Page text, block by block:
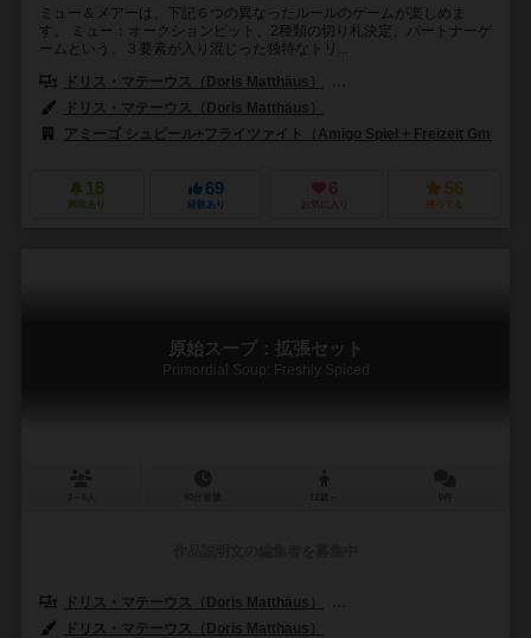
ミュー＆メアーは、下記６つの異なったルールのゲームが楽しめま
す。 ミュー：オークションビット、2種類の切り札決定、パートナーゲ
ームという、３要素が入り混じった独特なトリ...
ドリス・マテーウス（Doris Matthäus）
ドリス・マテーウス（Doris Matthäus）
アミーゴ シュピール+フライツァイト（Amigo Spiel + Freizeit GmbH）
18
興味あり
69
経験あり
6
お気に入り
56
持ってる
原始スープ：拡張セット
Primordial Soup: Freshly Spiced
ドリス・マテーウス（Doris Matthäus）
ドリス・マテーウス（Doris Matthäus）